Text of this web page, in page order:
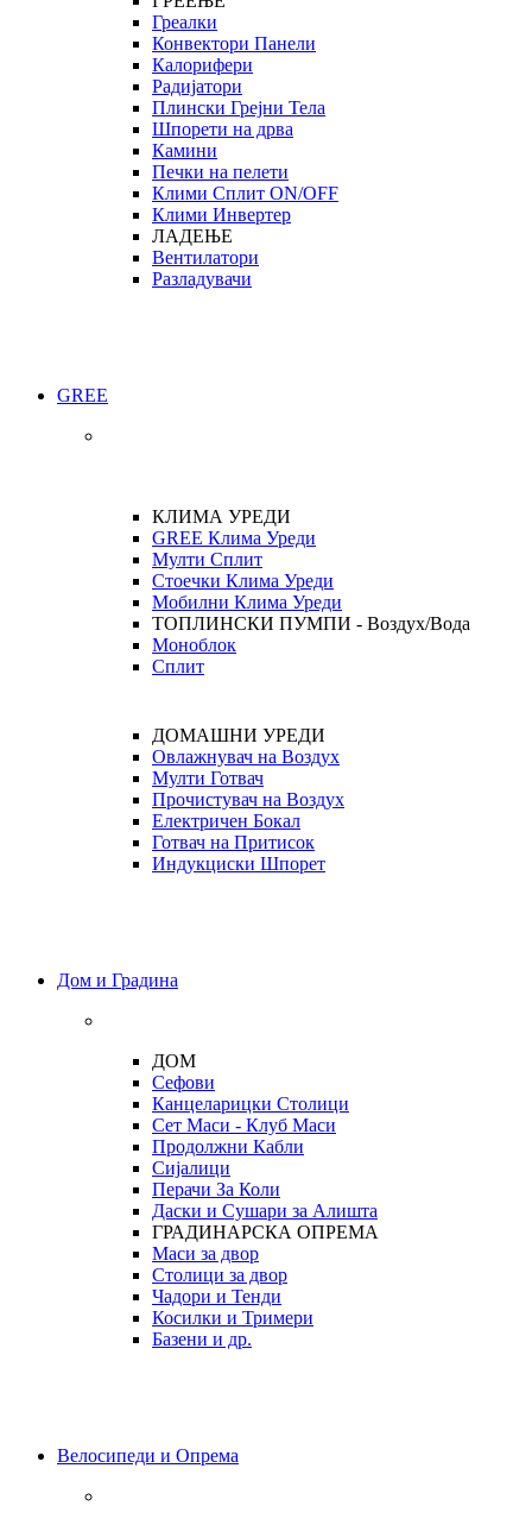
Греалки
Конвектори Панели
Калорифери
Радијатори
Плински Грејни Тела
Шпорети на дрва
Камини
Печки на пелети
Клими Сплит ON/OFF
Клими Инвертер
ЛАДЕЊЕ
Вентилатори
Разладувачи
GREE
КЛИМА УРЕДИ
GREE Клима Уреди
Мулти Сплит
Стоечки Клима Уреди
Мобилни Клима Уреди
ТОПЛИНСКИ ПУМПИ - Воздух/Вода
Моноблок
Сплит
ДОМАШНИ УРЕДИ
Овлажнувач на Воздух
Мулти Готвач
Прочистувач на Воздух
Електричен Бокал
Готвач на Притисок
Индукциски Шпорет
Дом и Градина
ДОМ
Сефови
Канцеларицки Столици
Сет Маси - Клуб Маси
Продолжни Кабли
Сијалици
Перачи За Коли
Даски и Сушари за Алишта
ГРАДИНАРСКА ОПРЕМА
Маси за двор
Столици за двор
Чадори и Тенди
Косилки и Тримери
Базени и др.
Велосипеди и Опрема